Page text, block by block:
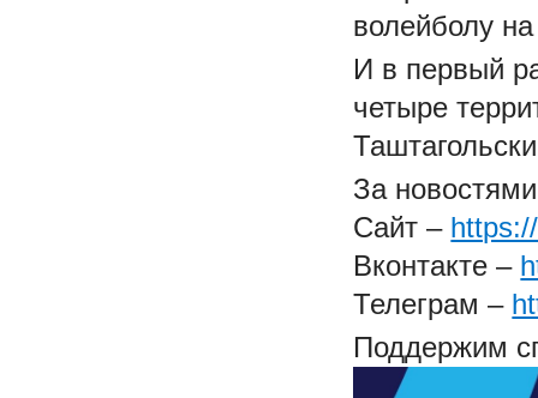
волейболу
И в первый
четыре
За
Сайт –
Вконтакте –
Телеграм –
Поддержим